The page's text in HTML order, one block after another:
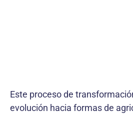
Este proceso de
evolución hacia formas de